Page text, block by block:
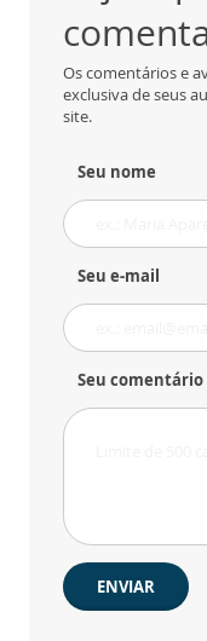
Os comentários e
exclusiva de seus
site.
Seu nome
Seu e-mail
Seu comentário
ENVIAR